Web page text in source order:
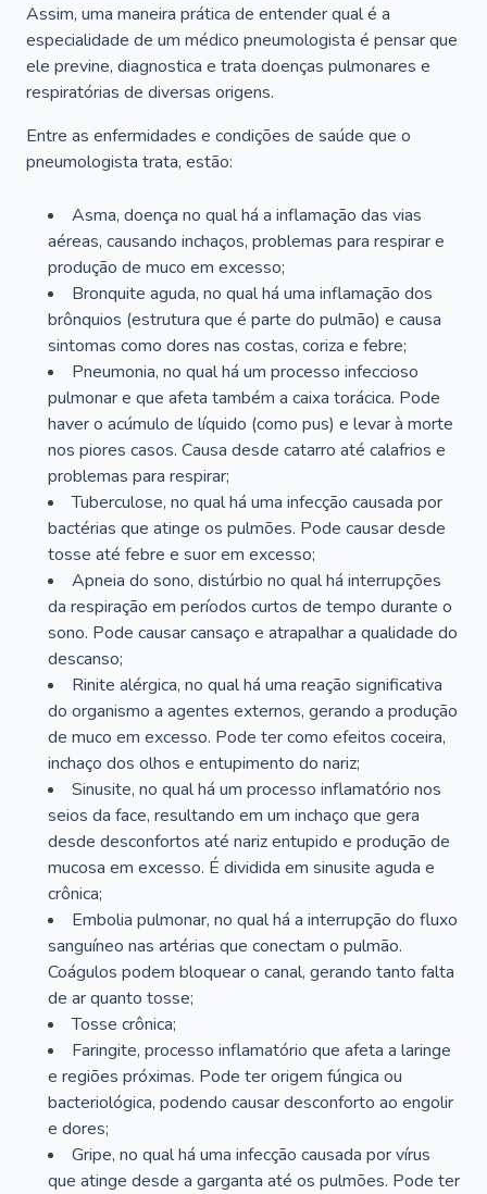
Assim, uma maneira prática de entender qual é a
especialidade de um médico pneumologista é pensar que
ele previne, diagnostica e trata doenças pulmonares e
respiratórias de diversas origens.
Entre as enfermidades e condições de saúde que o
pneumologista trata, estão:
Asma, doença no qual há a inflamação das vias
aéreas, causando inchaços, problemas para respirar e
produção de muco em excesso;
Bronquite aguda, no qual há uma inflamação dos
brônquios (estrutura que é parte do pulmão) e causa
sintomas como dores nas costas, coriza e febre;
Pneumonia, no qual há um processo infeccioso
pulmonar e que afeta também a caixa torácica. Pode
haver o acúmulo de líquido (como pus) e levar à morte
nos piores casos. Causa desde catarro até calafrios e
problemas para respirar;
Tuberculose, no qual há uma infecção causada por
bactérias que atinge os pulmões. Pode causar desde
tosse até febre e suor em excesso;
Apneia do sono, distúrbio no qual há interrupções
da respiração em períodos curtos de tempo durante o
sono. Pode causar cansaço e atrapalhar a qualidade do
descanso;
Rinite alérgica, no qual há uma reação significativa
do organismo a agentes externos, gerando a produção
de muco em excesso. Pode ter como efeitos coceira,
inchaço dos olhos e entupimento do nariz;
Sinusite, no qual há um processo inflamatório nos
seios da face, resultando em um inchaço que gera
desde desconfortos até nariz entupido e produção de
mucosa em excesso. É dividida em sinusite aguda e
crônica;
Embolia pulmonar, no qual há a interrupção do fluxo
sanguíneo nas artérias que conectam o pulmão.
Coágulos podem bloquear o canal, gerando tanto falta
de ar quanto tosse;
Tosse crônica;
Faringite, processo inflamatório que afeta a laringe
e regiões próximas. Pode ter origem fúngica ou
bacteriológica, podendo causar desconforto ao engolir
e dores;
Gripe, no qual há uma infecção causada por vírus
que atinge desde a garganta até os pulmões. Pode ter